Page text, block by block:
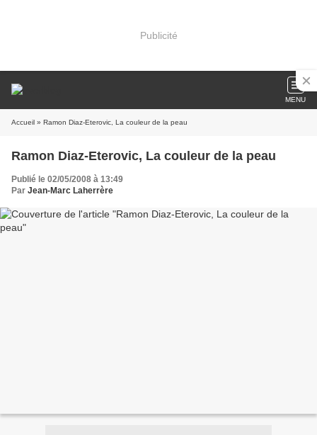
Publicité
MENU
Accueil » Ramon Diaz-Eterovic, La couleur de la peau
Ramon Diaz-Eterovic, La couleur de la peau
Publié le 02/05/2008 à 13:49
Par Jean-Marc Laherrère